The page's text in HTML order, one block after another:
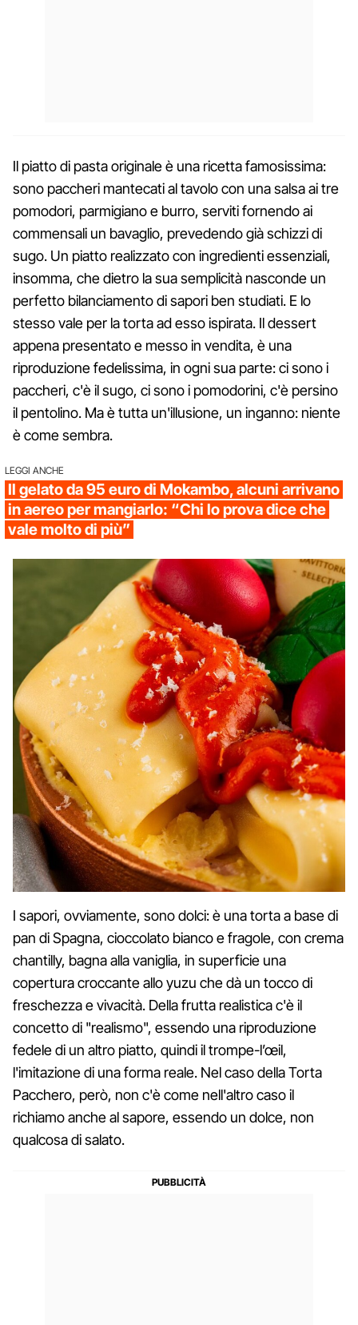
Il piatto di pasta originale è una ricetta famosissima:
sono paccheri mantecati al tavolo con una salsa ai tre
pomodori, parmigiano e burro, serviti fornendo ai
commensali un bavaglio, prevedendo già schizzi di
sugo. Un piatto realizzato con ingredienti essenziali,
insomma, che dietro la sua semplicità nasconde un
perfetto bilanciamento di sapori ben studiati. E lo
stesso vale per la torta ad esso ispirata. Il dessert
appena presentato e messo in vendita, è una
riproduzione fedelissima, in ogni sua parte: ci sono i
paccheri, c'è il sugo, ci sono i pomodorini, c'è persino
il pentolino. Ma è tutta un'illusione, un inganno: niente
è come sembra.
LEGGI ANCHE
Il gelato da 95 euro di Mokambo, alcuni arrivano
in aereo per mangiarlo: “Chi lo prova dice che
vale molto di più”
I sapori, ovviamente, sono dolci: è una torta a base di
pan di Spagna, cioccolato bianco e fragole, con crema
chantilly, bagna alla vaniglia, in superficie una
copertura croccante allo yuzu che dà un tocco di
freschezza e vivacità. Della frutta realistica c'è il
concetto di "realismo", essendo una riproduzione
fedele di un altro piatto, quindi il trompe-l’œil,
l'imitazione di una forma reale. Nel caso della Torta
Pacchero, però, non c'è come nell'altro caso il
richiamo anche al sapore, essendo un dolce, non
qualcosa di salato.